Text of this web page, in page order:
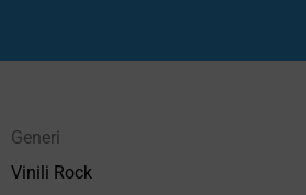
Generi
Vinili Rock